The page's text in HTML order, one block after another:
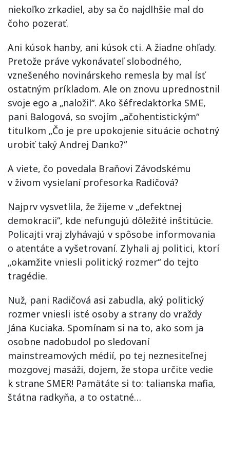
niekoľko zrkadiel, aby sa čo najdlhšie mal do
čoho pozerať.
Ani kúsok hanby, ani kúsok cti. A žiadne ohľady.
Pretože práve vykonávateľ slobodného,
vznešeného novinárskeho remesla by mal ísť
ostatným príkladom. Ale on znovu uprednostnil
svoje ego a „naložil“. Ako šéfredaktorka SME,
pani Balogová, so svojím „ačohentistickým“
titulkom „Čo je pre upokojenie situácie ochotný
urobiť taký Andrej Danko?“
A viete, čo povedala Braňovi Závodskému
v živom vysielaní profesorka Radičová?
Najprv vysvetlila, že žijeme v „defektnej
demokracii“, kde nefungujú dôležité inštitúcie.
Policajti vraj zlyhávajú v spôsobe informovania
o atentáte a vyšetrovaní. Zlyhali aj politici, ktorí
„okamžite vniesli politický rozmer“ do tejto
tragédie.
Nuž, pani Radičová asi zabudla, aký politický
rozmer vniesli isté osoby a strany do vraždy
Jána Kuciaka. Spomínam si na to, ako som ja
osobne nadobudol po sledovaní
mainstreamových médií, po tej neznesiteľnej
mozgovej masáži, dojem, že stopa určite vedie
k strane SMER! Pamätáte si to: talianska mafia,
štátna radkyňa, a to ostatné…